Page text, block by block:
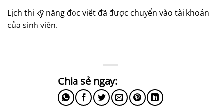
Lịch thi kỹ năng đọc viết đã được chuyển vào tài khoản
của sinh viên.